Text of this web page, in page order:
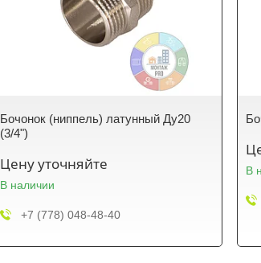
Бочонок (ниппель) латунный Ду20
(3/4")
Цену уточняйте
В наличии
+7 (778) 048-48-40
В